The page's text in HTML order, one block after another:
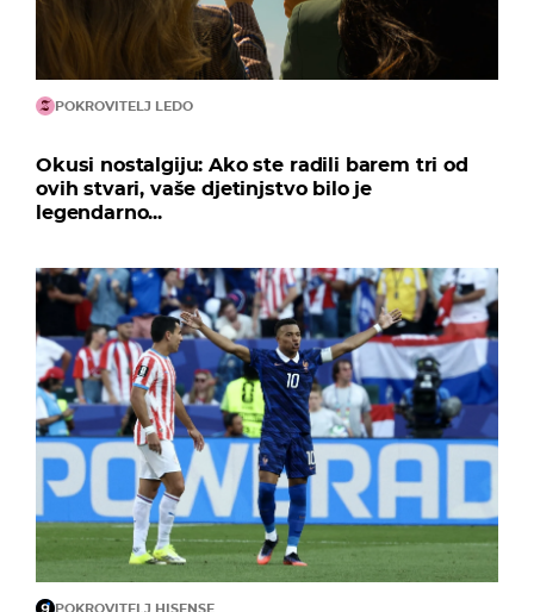
POKROVITELJ LEDO
Okusi nostalgiju: Ako ste radili barem tri od
ovih stvari, vaše djetinjstvo bilo je
legendarno...